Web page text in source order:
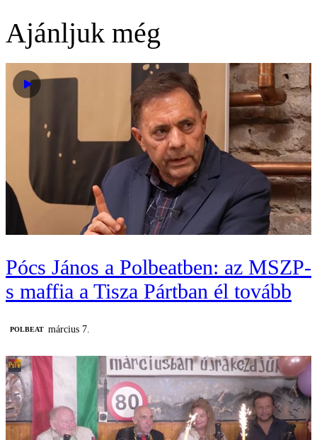
Ajánljuk még
Pócs János a Polbeatben: az MSZP-
s maffia a Tisza Pártban él tovább
‎POLBEAT március 7.